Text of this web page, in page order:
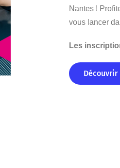
Nantes !
vous lancer
Les